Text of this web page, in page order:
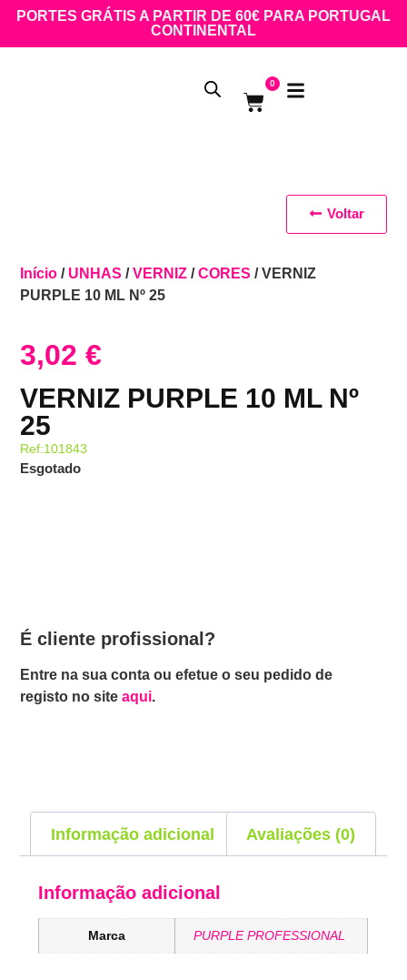
PORTES GRÁTIS A PARTIR DE 60€ PARA PORTUGAL
CONTINENTAL
0
Início / UNHAS /VERNIZ /CORES / VERNIZ
PURPLE 10 ML Nº 25
3,02€
VERNIZ PURPLE 10 ML Nº
25
Ref:101843
Esgotado
É cliente profissional?
Entre na sua conta ou efetue o seu pedido de
registo no siteaqui.
Voltar
Informação adicional Avaliações (0)
Informação adicional
Marca PURPLE PROFESSIONAL